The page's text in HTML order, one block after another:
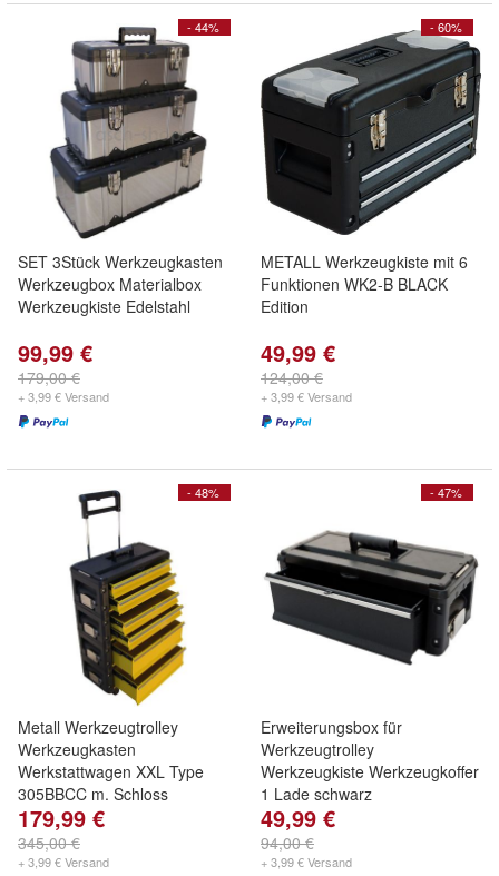
- 44%
SET 3Stück Werkzeugkasten
Werkzeugbox Materialbox
Werkzeugkiste Edelstahl
99,99 €
179,00 €
+ 3,99 € Versand
- 60%
METALL Werkzeugkiste mit 6
Funktionen WK2-B BLACK
Edition
49,99 €
124,00 €
+ 3,99 € Versand
- 48%
Metall Werkzeugtrolley
Werkzeugkasten
Werkstattwagen XXL Type
305BBCC m. Schloss
179,99 €
345,00 €
+ 3,99 € Versand
- 47%
Erweiterungsbox für
Werkzeugtrolley
Werkzeugkiste Werkzeugkoffer
1 Lade schwarz
49,99 €
94,00 €
+ 3,99 € Versand